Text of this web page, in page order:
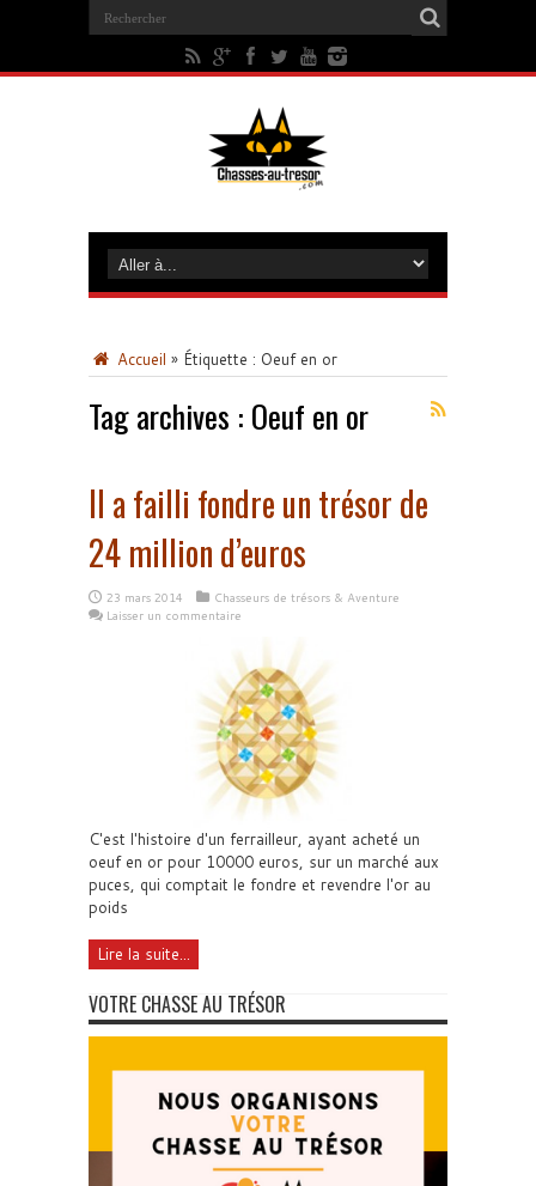
Accueil » Étiquette : Oeuf en or
Tag archives : Oeuf en or
Il a failli fondre un trésor de
24 million d’euros
23 mars 2014
Chasseurs de trésors & Aventure
Laisser un commentaire
C'est l'histoire d'un ferrailleur, ayant acheté un
oeuf en or pour 10000 euros, sur un marché aux
puces, qui comptait le fondre et revendre l'or au
poids
Lire la suite...
VOTRE CHASSE AU TRÉSOR